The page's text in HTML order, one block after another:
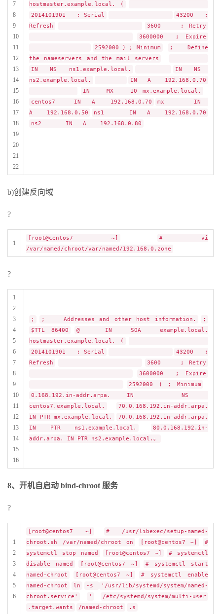
7
8
9
10
11
12
13
14
15
16
17
18
19
20
21
22
hostmaster.example.local. (
2014101901 ; Serial
43200 ;
Refresh
3600 ; Retry
3600000 ; Expire
2592000 ) ; Minimum
; Define
the nameservers and the mail servers
IN NS ns1.example.local.
IN NS
ns2.example.local.
IN A 192.168.0.70
IN MX 10 mx.example.local.
centos7 IN A 192.168.0.70
mx IN
A 192.168.0.50
ns1 IN A 192.168.0.70
ns2 IN A 192.168.0.80
b)创建反向域
?
1
[root@centos7 ~]
# vi
/var/named/chroot/var/named/192.168.0.zone
?
1
2
3
4
5
6
7
8
9
10
11
12
13
14
15
16
; ; Addresses and other host information.
;
$TTL 86400
@ IN SOA example.local.
hostmaster.example.local. (
2014101901 ; Serial
43200 ;
Refresh
3600 ; Retry
3600000 ; Expire
2592000 ) ; Minimum
0.168.192.in-addr.arpa. IN NS
centos7.example.local.
70.0.168.192.in-addr.arpa.
IN PTR mx.example.local.
70.0.168.192.in-addr.arpa.
IN PTR ns1.example.local.
80.0.168.192.in-
addr.arpa. IN PTR ns2.example.local.。
8、开机自启动 bind-chroot 服务
?
1
2
3
4
5
6
[root@centos7 ~]
# /usr/libexec/setup-named-
chroot.sh /var/named/chroot on
[root@centos7 ~]
#
systemctl stop named
[root@centos7 ~]
# systemctl
disable named
[root@centos7 ~]
# systemctl start
named-chroot
[root@centos7 ~]
# systemctl enable
named-chroot
ln -s
'/usr/lib/systemd/system/named-
chroot.service'
'
/etc/systemd/system/multi-user
.target.wants
/named-chroot .s